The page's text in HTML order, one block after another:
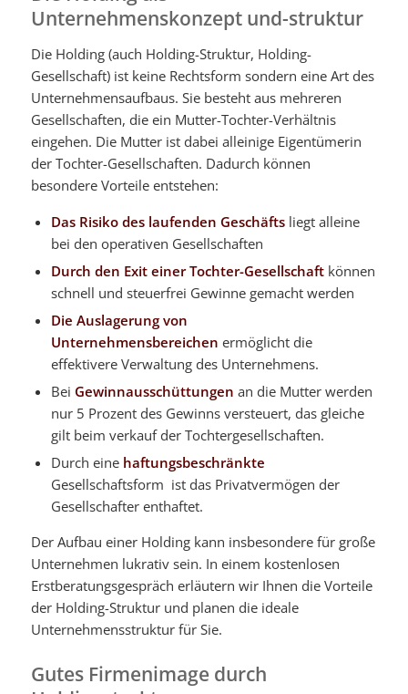
Unternehmenskonzept und-struktur
Die Holding (auch Holding-Struktur, Holding-
Gesellschaft) ist keine Rechtsform sondern eine Art des
Unternehmensaufbaus. Sie besteht aus mehreren
Gesellschaften, die ein Mutter-Tochter-Verhältnis
eingehen. Die Mutter ist dabei alleinige Eigentümerin
der Tochter-Gesellschaften. Dadurch können
besondere Vorteile entstehen:
Das Risiko des laufenden Geschäftsliegt alleine
bei den operativen Gesellschaften
Durch den Exit einer Tochter-Gesellschaft können
schnell und steuerfrei Gewinne gemacht werden
Die Auslagerung von
Unternehmensbereichen ermöglicht die
effektivere Verwaltung des Unternehmens.
Bei Gewinnausschüttungen an die Mutter werden
nur 5 Prozent des Gewinns versteuert, das gleiche
gilt beim verkauf der Tochtergesellschaften.
Durch eine haftungsbeschränkte
Gesellschaftsform ist das Privatvermögen der
Gesellschafter enthaftet.
Der Aufbau einer Holding kann insbesondere für große
Unternehmen lukrativ sein. In einem kostenlosen
Erstberatungsgespräch erläutern wir Ihnen die Vorteile
der Holding-Struktur und planen die ideale
Unternehmensstruktur für Sie.
Gutes Firmenimage durch